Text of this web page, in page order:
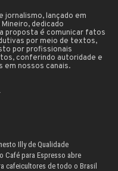
lançado em
dedicado
proposta é comunicar fatos
por meio de textos,
por profissionais
conferindo autoridade e
em nossos canais.
Illy de Qualidade
Café para Espresso abre
cafeicultores de todo o Brasil